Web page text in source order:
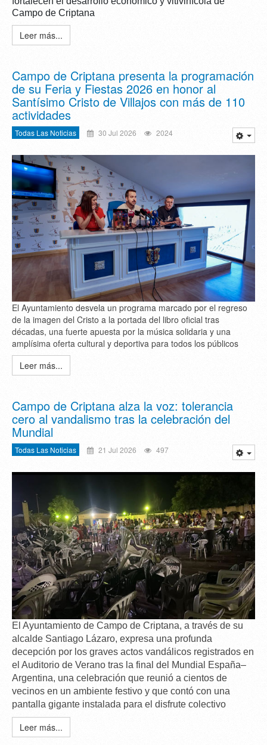
Campo de Criptana
Leer más...
Campo de Criptana presenta la programación
de su Feria y Fiestas 2026 en honor al
Santísimo Cristo de Villajos con más de 110
actividades
Todas Las Noticias 30 Jul 2026 2024
El Ayuntamiento desvela un programa marcado por el regreso
de la imagen del Cristo a la portada del libro oficial tras
décadas, una fuerte apuesta por la música solidaria y una
amplísima oferta cultural y deportiva para todos los públicos
Leer más...
Campo de Criptana alza la voz: tolerancia
cero al vandalismo tras la celebración del
Mundial
Todas Las Noticias 21 Jul 2026 497
El Ayuntamiento de Campo de Criptana, a través de su
alcalde Santiago Lázaro, expresa una profunda
decepción por los graves actos vandálicos registrados en
el Auditorio de Verano tras la final del Mundial España–
Argentina, una celebración que reunió a cientos de
vecinos en un ambiente festivo y que contó con una
pantalla gigante instalada para el disfrute colectivo
Leer más...